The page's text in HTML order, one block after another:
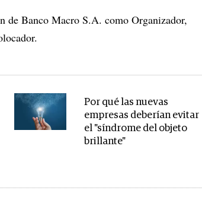
de Banco Macro S.A. como Organizador,
Por qué las nuevas
empresas deberían evitar
el "síndrome del objeto
brillante"